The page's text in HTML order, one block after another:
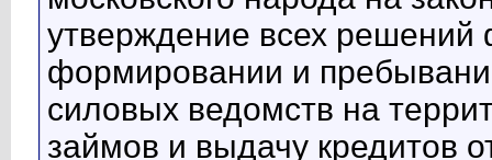
утверждение всех
формировании и
силовых ведомств на
займов и выдачу кредитов